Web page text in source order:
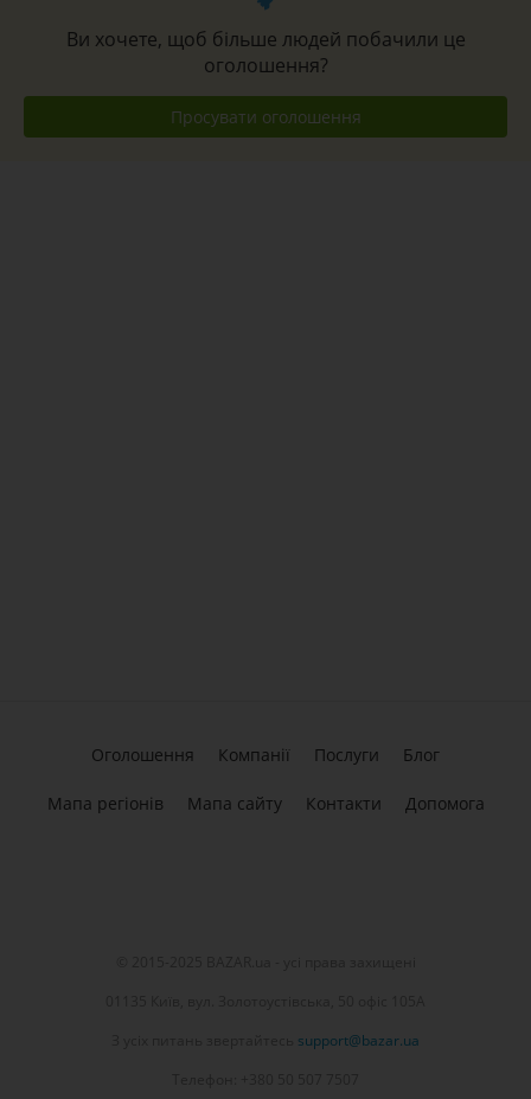
Ви хочете, щоб більше людей побачили це
оголошення?
Просувати оголошення
support@bazar.ua
Оголошення Компанії Послуги Блог
Мапа регіонів Мапа сайту Контакти Допомога